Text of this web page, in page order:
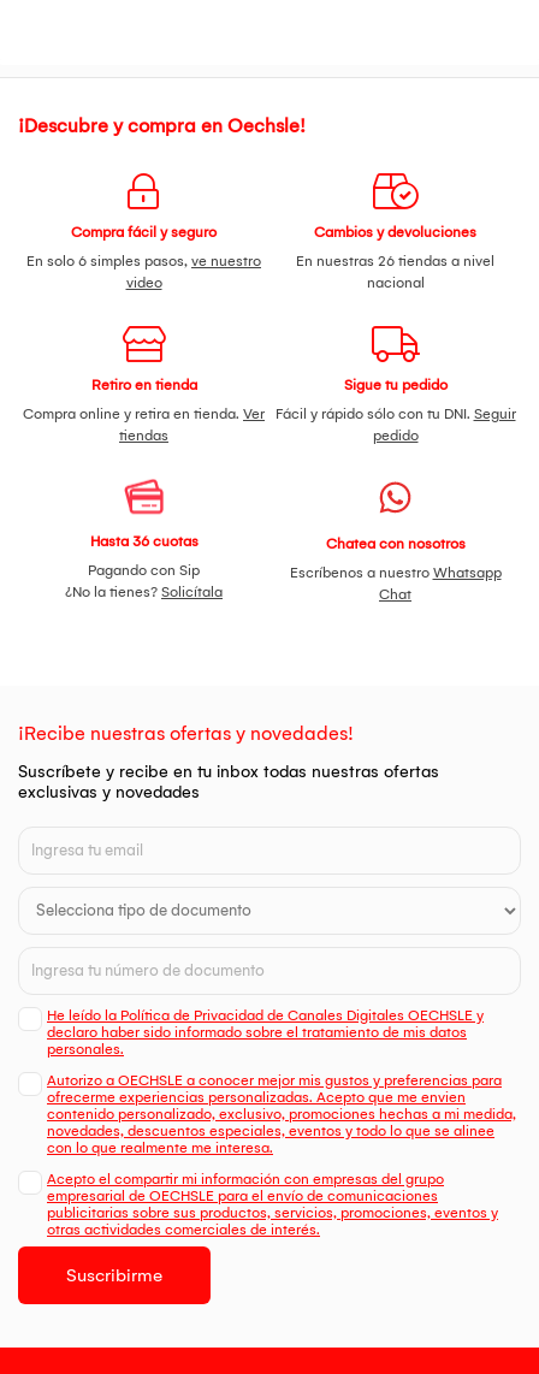
¡Descubre y compra en Oechsle!
Compra fácil y seguro
En solo 6 simples pasos, ve nuestro
video
Cambios y devoluciones
En nuestras 26 tiendas a nivel
nacional
Retiro en tienda
Compra online y retira en tienda. Ver
tiendas
Sigue tu pedido
Fácil y rápido sólo con tu DNI. Seguir
pedido
Hasta 36 cuotas
Pagando con Sip
¿No la tienes? Solicítala
Chatea con nosotros
Escríbenos a nuestro Whatsapp
Chat
¡Recibe nuestras ofertas y novedades!
Suscríbete y recibe en tu inbox todas nuestras ofertas
exclusivas y novedades
He leído la Política de Privacidad de Canales Digitales OECHSLE y
declaro haber sido informado sobre el tratamiento de mis datos
personales.
Autorizo a OECHSLE a conocer mejor mis gustos y preferencias para
ofrecerme experiencias personalizadas. Acepto que me envien
contenido personalizado, exclusivo, promociones hechas a mi medida,
novedades, descuentos especiales, eventos y todo lo que se alinee
con lo que realmente me interesa.
Acepto el compartir mi información con empresas del grupo
empresarial de OECHSLE para el envío de comunicaciones
publicitarias sobre sus productos, servicios, promociones, eventos y
otras actividades comerciales de interés.
Suscribirme